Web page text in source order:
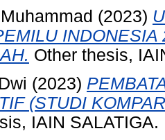
(2023)
Other thesis,
(2023)
(STUDI
IAIN SALATIGA.